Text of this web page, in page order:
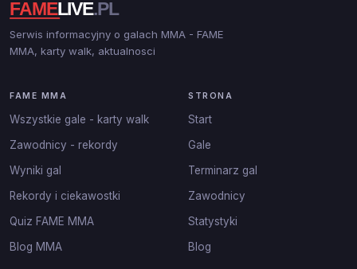
Serwis informacyjny o galach MMA - FAME
MMA, karty walk, aktualnosci
FAME MMA
Wszystkie gale - karty walk
Zawodnicy - rekordy
Wyniki gal
Rekordy i ciekawostki
Quiz FAME MMA
Blog MMA
STRONA
Start
Gale
Terminarz gal
Zawodnicy
Statystyki
Blog